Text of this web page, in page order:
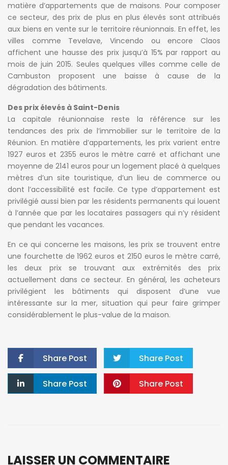
matière d’appartements que de maisons. Pour composer
ce secteur, des prix de plus en plus élevés sont attribués
aux biens en vente sur le territoire réunionnais. En effet, les
villes comme Tevelave, Vincendo ou encore Claos
affichent une hausse des prix jusqu’à 15% par rapport au
mois de juin 2015. Seules quelques villes comme celle de
Cambuston proposent une baisse à cause de la
dégradation des bâtiments.
Des prix élevés à Saint-Denis
La capitale réunionnaise reste la référence sur les
tendances des prix de l’immobilier sur le territoire de la
Réunion. En matière d’appartements, les prix varient entre
1927 euros et 2355 euros le mètre carré et affichant une
moyenne de 2141 euros pour un logement placé à quelques
mètres d’un site touristique, d’un lieu de commerce ou
dont l’accessibilité est facile. Ce type d’appartement est
privilégié aussi bien par les résidents permanents qui louent
à l’année que par les locataires passagers qui n’y résident
que pendant les vacances.
En ce qui concerne les maisons, les prix se trouvent entre
une fourchette de 1962 euros et 2150 euros le mètre carré,
les deux prix se trouvant aux extrémités des prix
actuellement dans ce secteur. En général, les acheteurs
privilégient les bâtiments qui disposent d’une vue
intéressante sur la mer, situation qui peur faire grimper
considérablement le plus-value de la maison.
Share Post Share Post
Share Post Share Post
LAISSER UN COMMENTAIRE